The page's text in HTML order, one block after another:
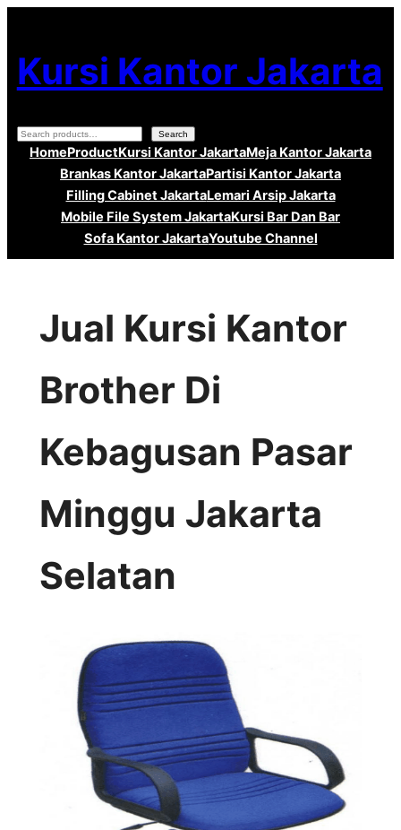
ke
konten
Kursi Kantor Jakarta
Search Search
HomeProductKursi Kantor JakartaMeja Kantor Jakarta
Brankas Kantor JakartaPartisi Kantor Jakarta
Filling Cabinet JakartaLemari Arsip Jakarta
Mobile File System JakartaKursi Bar Dan Bar
Sofa Kantor JakartaYoutube Channel
Jual Kursi Kantor
Brother Di
Kebagusan Pasar
Minggu Jakarta
Selatan